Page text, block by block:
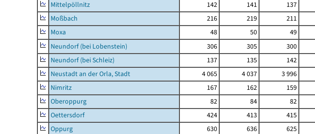
Mittelpöllnitz
142 141 137
Moßbach
216 219 211
Moxa
48 50 49
Neundorf (bei Lobenstein)
306 305 300
Neundorf (bei Schleiz)
137 135 142
Neustadt an der Orla, Stadt
4 065 4 037 3 996
Nimritz
167 162 159
Oberoppurg
82 84 82
Oettersdorf
424 413 415
Oppurg
630 636 625